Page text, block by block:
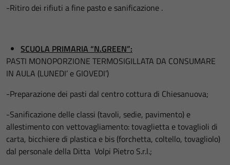
-Ritiro dei rifiuti a fine pasto e sanificazione .
SCUOLA PRIMARIA “N.GREEN”:
PASTI MONOPORZIONE TERMOSIGILLATA DA CONSUMARE
IN AULA (LUNEDI’ e GIOVEDI’)
-Preparazione dei pasti dal centro cottura di Chiesanuova;
-Sanificazione delle classi (tavoli, sedie, pavimento) e
allestimento con vettovagliamento: tovaglietta e tovaglioli di
carta, bicchiere di plastica e bis (forchetta, coltello, tovagliolo)
dal personale della Ditta Volpi Pietro S.r.l.;